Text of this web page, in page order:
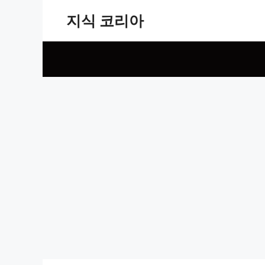
지식 코리아